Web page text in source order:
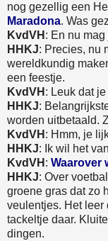
nog gezellig een
Maradona. Was
KvdVH : En nu
HHKJ: Precies, nu
wereldkundig
een feestje.
KvdVH : Leuk dat
HHKJ:
worden uitbetaald.
KvdVH : Hmm, je
HHKJ: Ik wil het
KvdVH : Waarover
HHKJ: Over
groene gras dat zo
veulentjes. Het leer
tackeltje daar.
dingen.